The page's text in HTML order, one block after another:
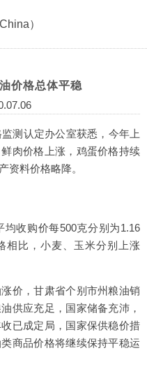
）
价格总体平稳
测认定办公室获悉，今年上
肉价格上涨，鸡蛋价格持续
资料价格略降。
收购价每500克分别为1.16
相比，小麦、玉米分别上涨
价，甘肃省个别市州粮油销
供应充足，国家储备充沛，
已成定局，国家保供稳价措
商品价格将继续保持平稳运